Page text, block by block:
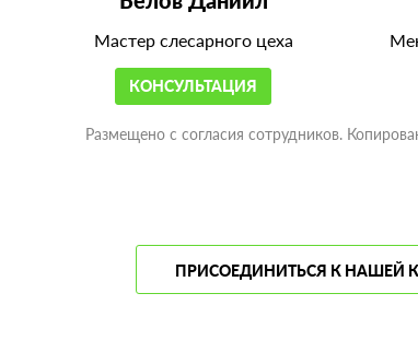
Мастер слесарного цеха
КОНСУЛЬТАЦИЯ
Размещено с согласия сотрудников.
ПРИСОЕДИНИТЬСЯ К НАШЕЙ